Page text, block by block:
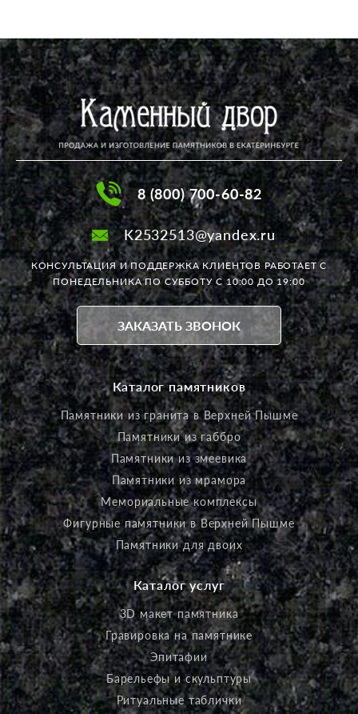
8 (800) 700-60-82
K2532513@yandex.ru
КОНСУЛЬТАЦИЯ И ПОДДЕРЖКА КЛИЕНТОВ РАБОТАЕТС
ПОНЕДЕЛЬНИКА ПО СУББОТУ С 10:00 ДО 19:00
ЗАКАЗАТЬ ЗВОНОК
Каталог памятников
Памятники из гранита в Верхней Пышме
Памятники из габбро
Памятники из змеевика
Памятники из мрамора
Мемориальные комплексы
Фигурные памятники в Верхней Пышме
Памятники для двоих
Каталог услуг
3D макет памятника
Гравировка на памятнике
Эпитафии
Барельефы и скульптуры
Ритуальные таблички